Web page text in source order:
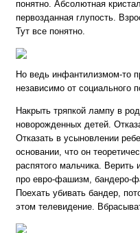
понятно. Абсолютная
первозданная глупость.
Тут все понятно.
Но ведь инфантилизмом-то
независимо от социального
Накрыть тряпкой лампу в
новорожденных детей.
Отказать в усыновлении
основании, что он
распятого мальчика.
про евро-фашизм, бандеро-
Поехать убивать бандер,
этом телевидение.